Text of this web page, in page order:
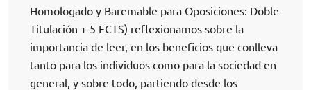
Homologado y Baremable para Oposiciones: Doble
Titulación + 5 ECTS) reflexionamos sobre la
importancia de leer, en los beneficios que conlleva
tanto para los individuos como para la sociedad en
general, y sobre todo, partiendo desde los